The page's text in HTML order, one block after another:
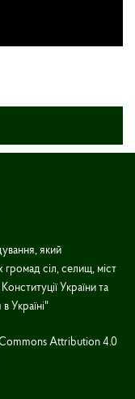
який
громад сіл, селищ, міст
України та
Україні"
Commons Attribution 4.0